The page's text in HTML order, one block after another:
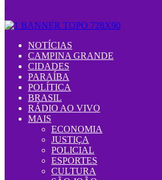
.
NOTÍCIAS
CAMPINA GRANDE
CIDADES
PARAÍBA
POLÍTICA
BRASIL
RÁDIO AO VIVO
MAIS
ECONOMIA
JUSTIÇA
POLICIAL
ESPORTES
CULTURA